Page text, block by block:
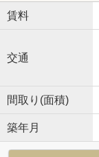
賃料
交通
間取り(面積)
築年月